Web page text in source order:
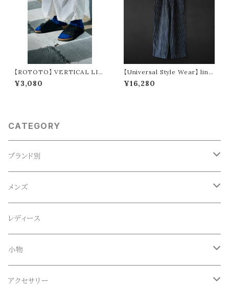
【ROTOTO】 VERTICAL LIN
E LINEN COTTON SOCKS
R1649
¥3,080
【Universal Style Wear】 line
n easy tuck pants (navy)
¥16,280
CATEGORY
ブランド別
ACE SNKR(エーススニーカー)
Anapau,Seaing,ANAPAU UG
Blundstone(ブランドストーン)
CameOne(ケイムワン)
メンズ
トップス
Tシャツ
ロンT
ボトムス
ロング
セットアップ
レディース
小物
帽子、マフラー、手袋
アクセサリー